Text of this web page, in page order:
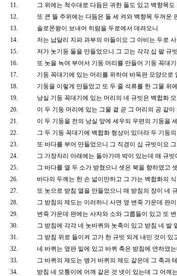
11.
그 위에는 척수대로 다듬은 귀한 돌도 있고 백향목
12.
또 큰 뜰 주위에는 다듬은 돌 세 켜와 백향목 두꺼운
13.
솔로몬왕이 보내어 히람을 두로에서 데려오니
14.
저는 납달리 지파 과부의 아들이요 그 아비는 두로
15.
저가 놋기둥 둘을 만들었으니 그 고는 각각 십 팔 규
16.
또 놋을 녹여 부어서 기둥 머리를 만들어 기둥 꼭대
17.
기둥 꼭대기에 있는 머리를 위하여 바둑판 모양으
18.
기둥을 이렇게 만들었고 또 두 줄 석류를 한 그물
19.
낭실 기둥 꼭대기에 있는 머리의 네 규빗은 백합화
20.
이 두 기둥 머리에 있는 그물 곁 곧 그 머리의 공 같
21.
이 두 기둥을 전의 낭실 앞에 세우되 우편의 기둥을
22.
그 두 기둥 꼭대기에 백합화 형상이 있더라 두 기둥
23.
또 바다를 부어 만들었으니 그 직경이 십 규빗이요
24.
그 가장자리 아래에는 돌아가며 박이 있는데 매 규
25.
그 바다를 열 두 소가 받쳤으니 셋은 북을 향하였고
26.
바다의 두께는 한 손 넓이만하고 그 가는 백합화의
27.
또 놋으로 받침 열을 만들었으니 매 받침의 장이 네
28.
그 받침의 제도는 이러하니 사면 옆 변죽 가운데 판
29.
변죽 가운데 판에는 사자와 소와 그룹들이 있고 또
30.
그 받침에 각각 네 놋바퀴와 놋축이 있고 받침 네 발
31.
그 받침 위로 들이켜 고가 한 규빗 되게 내민 것이
32.
네 바퀴는 옆판 밑에 있고 바퀴 축은 받침에 연하였
33.
그 바퀴의 제도는 병거 바퀴의 제도 같은데 그 축과
34.
받침 네 모퉁이에 어깨 같은 것 넷이 있는데 그 어깨